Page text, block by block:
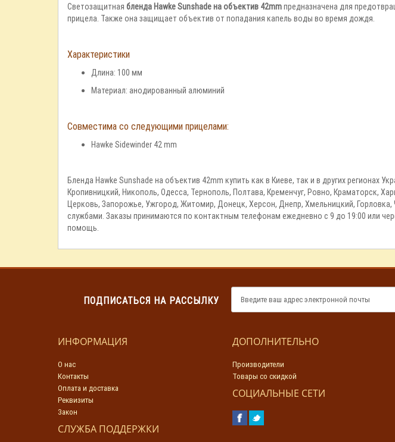
Светозащитная бленда Hawke Sunshade на объектив 42mmпредназначена для
прицела. Также она защищает объектив от попадания капель воды во время дождя.
Характеристики
Длина: 100 мм
Материал: анодированный алюминий
Совместима со следующими прицелами:
Hawke Sidewinder 42 mm
Бленда Hawke Sunshade на объектив 42mm купить как в Киеве, так и в других регионах
Кропивницкий, Никополь, Одесса, Тернополь, Полтава, Кременчуг, Ровно, Краматорск,
Церковь, Запорожье, Ужгород, Житомир, Донецк, Херсон, Днепр, Хмельницкий,
службами. Заказы принимаются по контактным телефонам ежедневно с 9 до 19:00 или
помощь.
ПОДПИСАТЬСЯ НА РАССЫЛКУ
ИНФОРМАЦИЯ
О нас
Контакты
Оплата и доставка
Реквизиты
Закон
СЛУЖБА ПОДДЕРЖКИ
ДОПОЛНИТЕЛЬНО
Производители
Товары со скидкой
СОЦИАЛЬНЫЕ СЕТИ